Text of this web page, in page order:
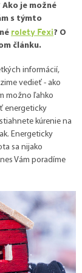
je možné
s týmto
rolety Fexi? O
článku.
informácií,
vedieť - ako
možno ľahko
energeticky
kúrenie na
Energeticky
sa nijako
Vám poradíme